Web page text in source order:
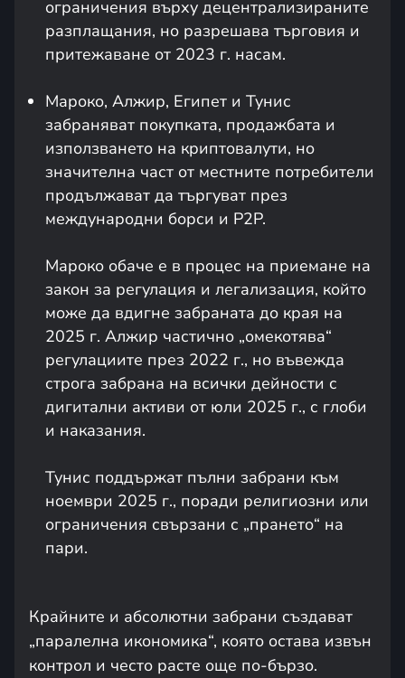
ограничения върху децентрализираните
разплащания, но разрешава търговия и
притежаване от 2023 г. насам.
Мароко, Алжир, Египет и Тунис
забраняват покупката, продажбата и
използването на криптовалути, но
значителна част от местните потребители
продължават да търгуват през
международни борси и P2P.
Мароко обаче е в процес на приемане на
закон за регулация и легализация, който
може да вдигне забраната до края на
2025 г. Алжир частично „омекотява“
регулациите през 2022 г., но въвежда
строга забрана на всички дейности с
дигитални активи от юли 2025 г., с глоби
и наказания.
Тунис поддържат пълни забрани към
ноември 2025 г., поради религиозни или
ограничения свързани с „прането“ на
пари.
Крайните и абсолютни забрани създават
„паралелна икономика“, която остава извън
контрол и често расте още по-бързо.